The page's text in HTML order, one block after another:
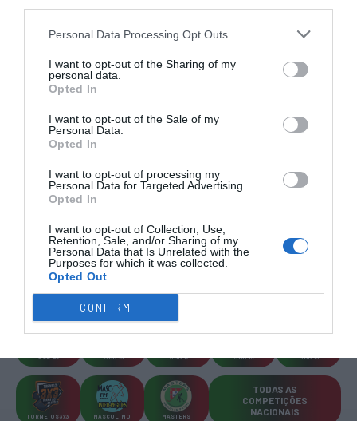
Personal Data Processing Opt Outs
I want to opt-out of the Sharing of my
personal data.
Opted In
I want to opt-out of the Sale of my
Personal Data.
Opted In
I want to opt-out of processing my
Personal Data for Targeted Advertising.
Opted In
I want to opt-out of Collection, Use,
Retention, Sale, and/or Sharing of my
Personal Data that Is Unrelated with the
Purposes for which it was collected.
Opted Out
CONFIRM
ÚLTIMOS
RESULTADOS
RESULTADOS
DO DIA
NOMEAÇÕES
PLACARD
DIVISÃO
DIVISÃO
FEMININO
DIVERSAS
SUB-23 SUB-19 SUB-17 SUB-15 SUB-13
TORNEIOS 3x3 MASCULINO MASTERS
TODAS AS
COMPETIÇÕES
NACIONAIS